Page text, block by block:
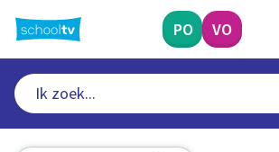
naar
hoofdinhoud
PO VO